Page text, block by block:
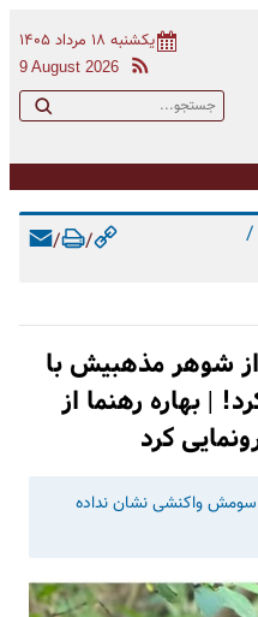
یکشنبه ۱۸ مرداد ۱۴۰۵
9 August 2026
/
/
/
از شوهر مذهبیش با
| بهاره رهنما از
کرد
سومش واکنشی نشان نداده